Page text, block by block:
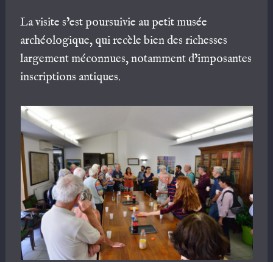
La visite s’est poursuivie au petit musée
archéologique, qui recèle bien des richesses
largement méconnues, notamment d’imposantes
inscriptions antiques.